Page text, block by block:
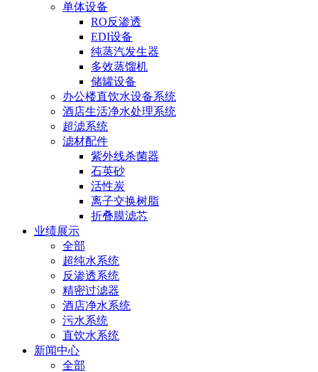
单体设备
RO反渗透
EDI设备
纯蒸汽发生器
多效蒸馏机
储罐设备
办公楼直饮水设备系统
酒店生活净水处理系统
超滤系统
滤材配件
紫外线杀菌器
石英砂
活性炭
离子交换树脂
折叠膜滤芯
业绩展示
全部
超纯水系统
反渗透系统
精密过滤器
酒店净水系统
污水系统
直饮水系统
新闻中心
全部